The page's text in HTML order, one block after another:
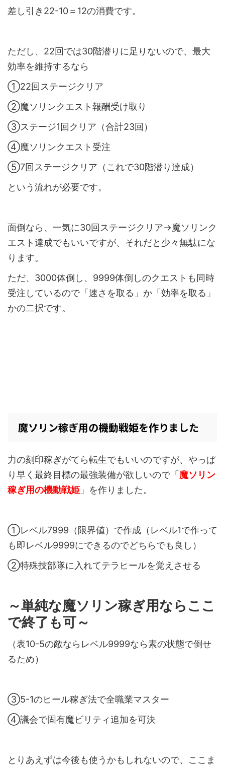
差し引き22-10＝12の消費です。
ただし、22回では30階潜りに足りないので、最大
効率を維持するなら
①22回ステージクリア
②魔ソリンクエスト報酬受け取り
③ステージ1回クリア（合計23回）
④魔ソリンクエスト受注
⑤7回ステージクリア（これで30階潜り達成）
という流れが必要です。
面倒なら、一気に30回ステージクリア→魔ソリンク
エスト達成でもいいですが、それだと少々無駄にな
ります。
ただ、3000体倒し、9999体倒しのクエストも同時
受注しているので「速さを取る」か「効率を取る」
かの二択です。
魔ソリン稼ぎ用の機動戦姫を作りました
力の刻印稼ぎがてら転生でもいいのですが、やっぱ
り早く最終目標の最強装備が欲しいので「 魔ソリン
稼ぎ用の機動戦姫 」を作りました。
①レベル7999（限界値）で作成（レベル1で作って
も即レベル9999にできるのでどちらでも良し）
②特殊技部隊に入れてテラヒールを覚えさせる
～単純な魔ソリン稼ぎ用ならここ
で終了も可～
（表10-5の敵ならレベル9999なら素の状態で倒せ
るため）
③5-1のヒール稼ぎ法で全職業マスター
④議会で固有魔ビリティ追加を可決
とりあえずは今後も使うかもしれないので、ここま